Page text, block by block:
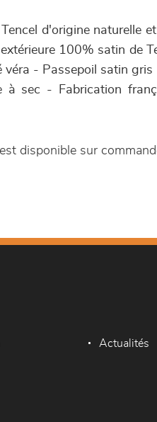
d'origine naturelle
100% satin de
véra - Passepoil satin gris
à sec - Fabrication
disponible sur
Actualités